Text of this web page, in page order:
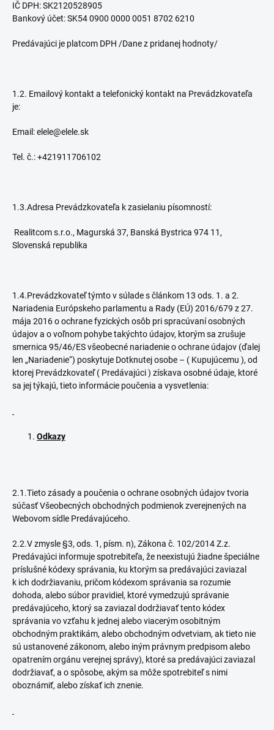
IČ DPH: SK2120528905
Bankový účet: SK54 0900 0000 0051 8702 6210
Predávajúci je platcom DPH /Dane z pridanej hodnoty/
1.2. Emailový kontakt a telefonický kontakt na Prevádzkovateľa
je:
Email: elele@elele.sk
Tel. č.: +421911706102
1.3.Adresa Prevádzkovateľa k zasielaniu písomností:
Realitcom s.r.o., Magurská 37, Banská Bystrica 974 11,
Slovenská republika
1.4.Prevádzkovateľ týmto v súlade s článkom 13 ods. 1. a 2.
Nariadenia Európskeho parlamentu a Rady (EÚ) 2016/679 z 27.
mája 2016 o ochrane fyzických osôb pri spracúvaní osobných
údajov a o voľnom pohybe takýchto údajov, ktorým sa zrušuje
smernica 95/46/ES všeobecné nariadenie o ochrane údajov (ďalej
len „Nariadenie“) poskytuje Dotknutej osobe – ( Kupujúcemu ), od
ktorej Prevádzkovateľ ( Predávajúci ) získava osobné údaje, ktoré
sa jej týkajú, tieto informácie poučenia a vysvetlenia:
Odkazy
2.1.Tieto zásady a poučenia o ochrane osobných údajov tvoria
súčasť Všeobecných obchodných podmienok zverejnených na
Webovom sídle Predávajúceho.
2.2.V zmysle §3, ods. 1, písm. n), Zákona č. 102/2014 Z.z.
Predávajúci informuje spotrebiteľa, že neexistujú žiadne špeciálne
príslušné kódexy správania, ku ktorým sa predávajúci zaviazal
k ich dodržiavaniu, pričom kódexom správania sa rozumie
dohoda, alebo súbor pravidiel, ktoré vymedzujú správanie
predávajúceho, ktorý sa zaviazal dodržiavať tento kódex
správania vo vzťahu k jednej alebo viacerým osobitným
obchodným praktikám, alebo obchodným odvetviam, ak tieto nie
sú ustanovené zákonom, alebo iným právnym predpisom alebo
opatrením orgánu verejnej správy), ktoré sa predávajúci zaviazal
dodržiavať, a o spôsobe, akým sa môže spotrebiteľ s nimi
oboznámiť, alebo získať ich znenie.